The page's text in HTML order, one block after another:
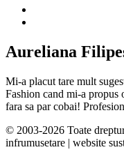
Aureliana
Mi-a placut tare mult
Fashion cand mi-a propus
fara sa par cobai!
© 2003-2026 Toate
infrumusetare | website